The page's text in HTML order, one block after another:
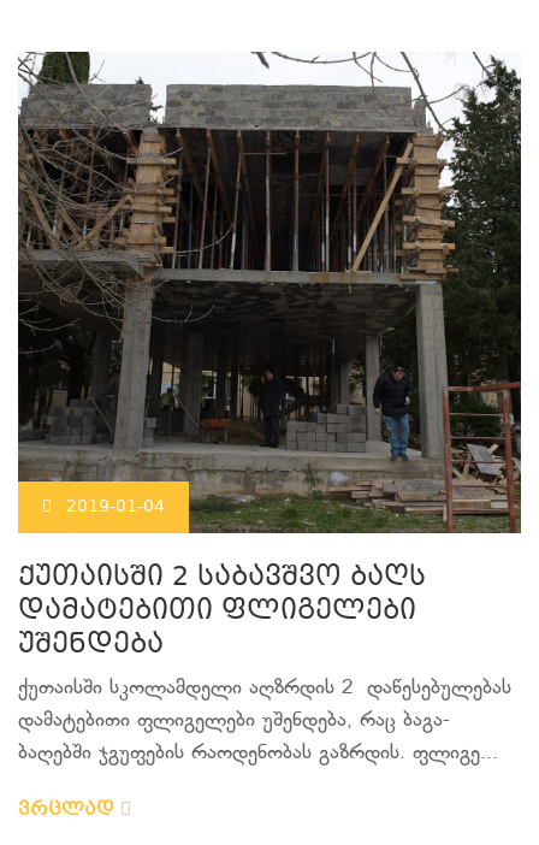
2019-01-04
ქუთაისში 2 საბავშვო ბაღს
დამატებითი ფლიგელები
უშენდება
ქუთაისში სკოლამდელი აღზრდის 2 დაწესებულებას
დამატებითი ფლიგელები უშენდება, რაც ბაგა-
ბაღებში ჯგუფების რაოდენობას გაზრდის. ფლიგე...
ვრცლად